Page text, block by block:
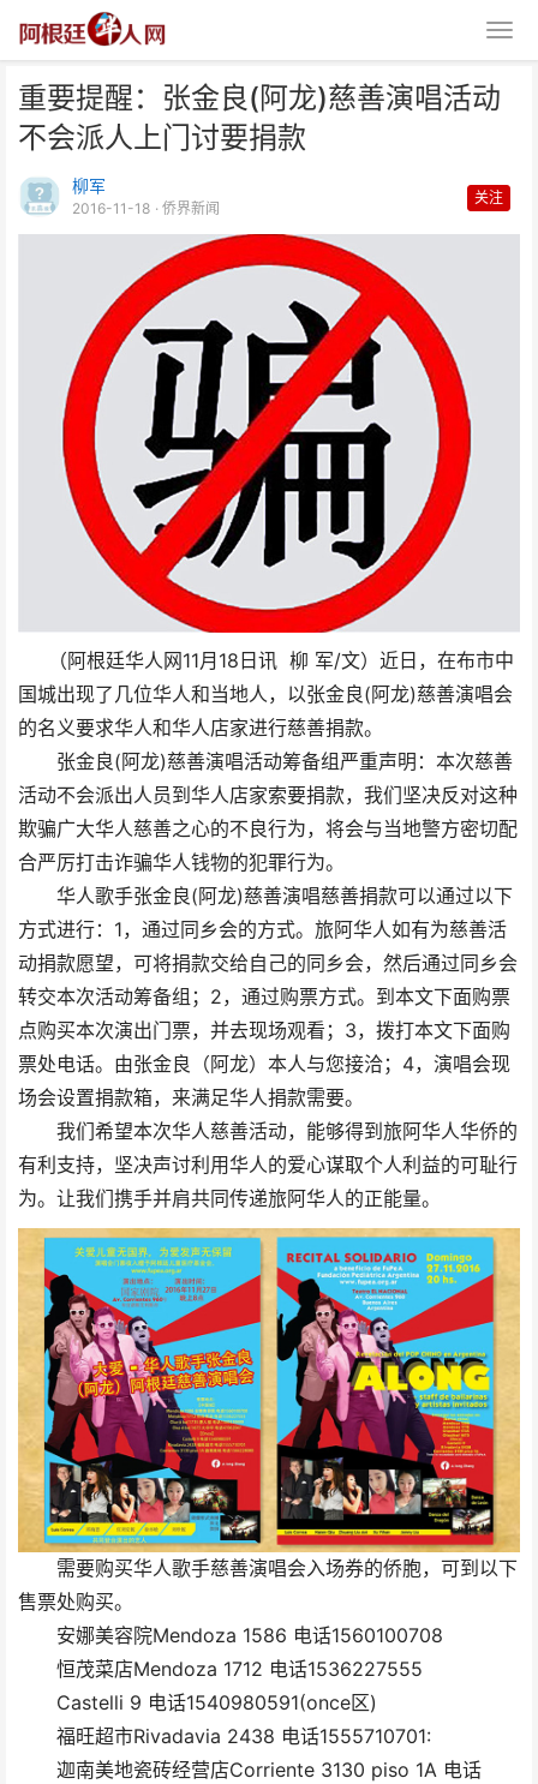
重要提醒：张金良(阿龙)慈善演唱活动
不会派人上门讨要捐款
柳军
2016-11-18 · 侨界新闻
关注
（阿根廷华人网11月18日讯 柳 军/文）近日，在布市中
国城出现了几位华人和当地人，以张金良(阿龙)慈善演唱会
的名义要求华人和华人店家进行慈善捐款。
张金良(阿龙)慈善演唱活动筹备组严重声明：本次慈善
活动不会派出人员到华人店家索要捐款，我们坚决反对这种
欺骗广大华人慈善之心的不良行为，将会与当地警方密切配
合严厉打击诈骗华人钱物的犯罪行为。
华人歌手张金良(阿龙)慈善演唱慈善捐款可以通过以下
方式进行：1，通过同乡会的方式。旅阿华人如有为慈善活
动捐款愿望，可将捐款交给自己的同乡会，然后通过同乡会
转交本次活动筹备组；2，通过购票方式。到本文下面购票
点购买本次演出门票，并去现场观看；3，拨打本文下面购
票处电话。由张金良（阿龙）本人与您接洽；4，演唱会现
场会设置捐款箱，来满足华人捐款需要。
我们希望本次华人慈善活动，能够得到旅阿华人华侨的
有利支持，坚决声讨利用华人的爱心谋取个人利益的可耻行
为。让我们携手并肩共同传递旅阿华人的正能量。
需要购买华人歌手慈善演唱会入场券的侨胞，可到以下
售票处购买。
安娜美容院Mendoza 1586 电话1560100708
恒茂菜店Mendoza 1712 电话1536227555
Castelli 9 电话1540980591(once区)
福旺超市Rivadavia 2438 电话1555710701:
迦南美地瓷砖经营店Corriente 3130 piso 1A 电话
重要提醒：张金良(阿龙)慈善演唱
活动不会派人上门讨要